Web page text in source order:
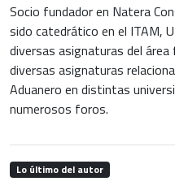
Socio fundador en Natera
sido catedrático en el ITAM,
diversas asignaturas del
diversas asignaturas
Aduanero en distintas
numerosos foros.
Lo último del autor